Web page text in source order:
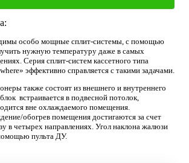
особо мощные сплит-системы, с помощью
нужную температуру даже в самых
Серия сплит-систем кассетного типа
эффективно справляется с такими задачами.
также состоят из внешнего и внутреннего
встраивается в подвесной потолок,
вне охлаждаемого помещения.
обогрев помещения достигаются за счет
в четырех направлениях. Угол наклона жалюзи
пульта ДУ.